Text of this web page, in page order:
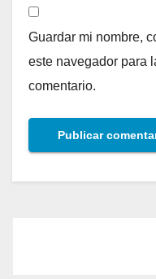
Guardar mi nombre,
este navegador para
comentario.